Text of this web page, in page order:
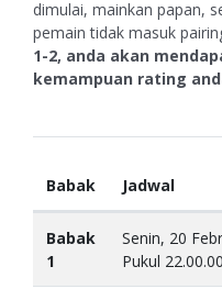
dimulai, mainkan papan,
pemain tidak masuk
1-2, anda akan
kemampuan rating
Babak Jadwal
Babak
1
Senin, 20
Pukul